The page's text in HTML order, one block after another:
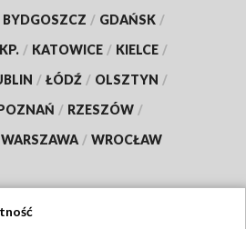
BYDGOSZCZ / GDAŃSK /
/ KATOWICE / KIELCE /
/ ŁÓDŹ / OLSZTYN /
/ RZESZÓW /
WARSZAWA / WROCŁAW